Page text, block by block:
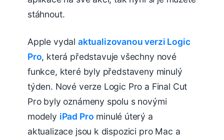
stáhnout.
Apple vydal aktualizovanou verzi Logic
Pro, která představuje všechny nové
funkce, které byly představeny minulý
týden. Nové verze Logic Pro a Final Cut
Pro byly oznámeny spolu s novými
modely iPad Pro minulé úterý a
aktualizace jsou k dispozici pro Mac a